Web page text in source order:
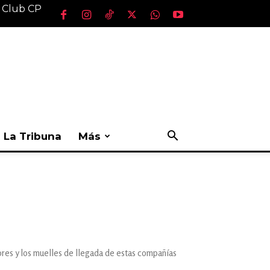
CP
La Tribuna Más
y los muelles de llegada de estas compañías